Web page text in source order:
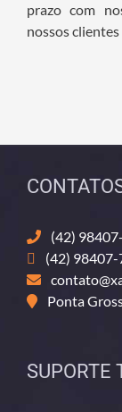
prazo com
nossos
(42)
(42)
Ponta
SUPORTE